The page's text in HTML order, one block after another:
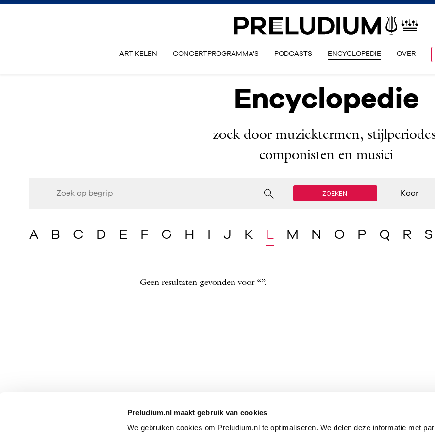
Preludium.nl maakt gebruik van cookies
We gebruiken cookies om Preludium.nl te optimaliseren. We delen deze informatie met
ARTIKELEN CONCERTPROGRAMMA'S PODCASTS ENCYCLOPEDIE OVER
Encyclopedie
zoek door muziektermen,
componisten en musici
ZOEKEN Koor
A B C D E F G H J K L M N O P Q R S
Geen resultaten gevonden voor “”.